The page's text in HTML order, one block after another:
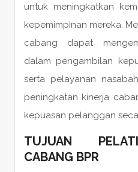
untuk meningkatkan
kepemimpinan mereka.
cabang dapat
dalam pengambilan
serta pelayanan
peningkatan kinerja
kepuasan pelanggan
TUJUAN
CABANG BPR